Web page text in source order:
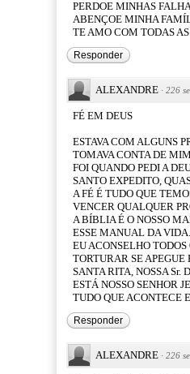
PERDOE MINHAS
ABENÇOE MINHA
TE AMO COM TODAS
Responder
ALEXANDRE · 226
FÉ EM DEUS
ESTAVA COM ALGUNS
TOMAVA CONTA DE
FOI QUANDO PEDI A
SANTO EXPEDITO,
A FÉ É TUDO QUE
VENCER QUALQUER
A BÍBLIA É O NOSSO
ESSE MANUAL DA VIDA.
EU ACONSELHO
TORTURAR SE APEGUE
SANTA RITA, NOSSA Sr.
ESTÁ NOSSO SENHOR
TUDO QUE ACONTECE
Responder
ALEXANDRE · 226